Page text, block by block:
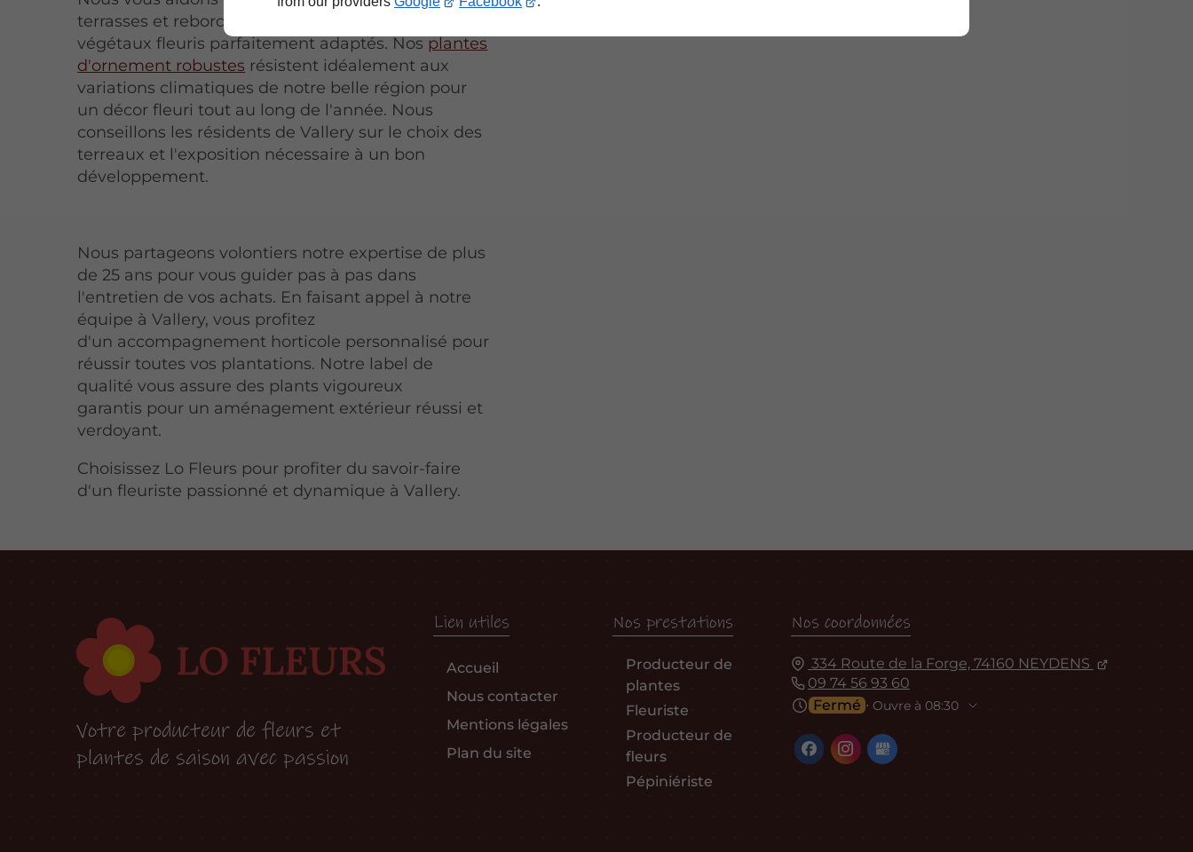
terrasses et rebords de fenêtres grâce à des
végétaux fleuris parfaitement adaptés. Nos plantes
d'ornement robustes résistent idéalement aux
variations climatiques de notre belle région pour
un décor fleuri tout au long de l'année. Nous
conseillons les résidents de Vallery sur le choix des
terreaux et l'exposition nécessaire à un bon
développement.
Nous partageons volontiers notre expertise de plus
de 25 ans pour vous guider pas à pas dans
l'entretien de vos achats. En faisant appel à notre
équipe à Vallery, vous profitez
d'un accompagnement horticole personnalisé pour
réussir toutes vos plantations. Notre label de
qualité vous assure des plants vigoureux
garantis pour un aménagement extérieur réussi et
verdoyant.
Choisissez Lo Fleurs pour profiter du savoir-faire
d'un fleuriste passionné et dynamique à Vallery.
Votre producteur de fleurs et
plantes de saison avec passion
Lien utiles
Accueil
Nous contacter
Mentions légales
Plan du site
Nos prestations
Producteur de
plantes
Fleuriste
Producteur de
fleurs
Pépiniériste
Nos coordonnées
334 Route de la Forge, 74160 NEYDENS
09 74 56 93 60
Fermé ⋅ Ouvre à 08:30